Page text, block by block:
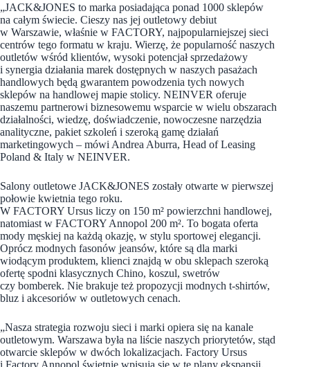
„JACK&JONES to marka posiadająca ponad 1000 sklepów
na całym świecie. Cieszy nas jej outletowy debiut
w Warszawie, właśnie w FACTORY, najpopularniejszej sieci
centrów tego formatu w kraju. Wierzę, że popularność naszych
outletów wśród klientów, wysoki potencjał sprzedażowy
i synergia działania marek dostępnych w naszych pasażach
handlowych będą gwarantem powodzenia tych nowych
sklepów na handlowej mapie stolicy. NEINVER oferuje
naszemu partnerowi biznesowemu wsparcie w wielu obszarach
działalności, wiedzę, doświadczenie, nowoczesne narzędzia
analityczne, pakiet szkoleń i szeroką gamę działań
marketingowych – mówi Andrea Aburra, Head of Leasing
Poland & Italy w NEINVER.
Salony outletowe JACK&JONES zostały otwarte w pierwszej
połowie kwietnia tego roku.
W FACTORY Ursus liczy on 150 m² powierzchni handlowej,
natomiast w FACTORY Annopol 200 m². To bogata oferta
mody męskiej na każdą okazję, w stylu sportowej elegancji.
Oprócz modnych fasonów jeansów, które są dla marki
wiodącym produktem, klienci znajdą w obu sklepach szeroką
ofertę spodni klasycznych Chino, koszul, swetrów
czy bomberek. Nie brakuje też propozycji modnych t-shirtów,
bluz i akcesoriów w outletowych cenach.
„Nasza strategia rozwoju sieci i marki opiera się na kanale
outletowym. Warszawa była na liście naszych priorytetów, stąd
otwarcie sklepów w dwóch lokalizacjach. Factory Ursus
i Factory Annopol świetnie wpisują się w te plany ekspansji.